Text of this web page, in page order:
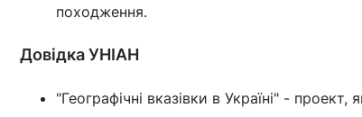
походження.
Довідка УНІАН
"Географічні вказівки в Україні" -